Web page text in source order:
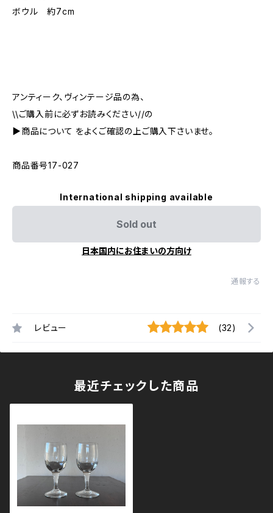
ボウル 約7cm
アンティーク、ヴィンテージ品の為、
\\ご購入前に必ずお読みください//の
▶︎商品について をよくご確認の上ご購入下さいませ。
商品番号17-027
International shipping available
Sold out
日本国内にお住まいの方向け
通報する
レビュー (32)
最近チェックした商品